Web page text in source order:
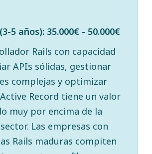
5 años): 35.000€ - 50.000€
Rails con capacidad
APIs sólidas, gestionar
complejas y optimizar
Record tiene un valor
muy por encima de la
Las empresas con
Rails maduras compiten